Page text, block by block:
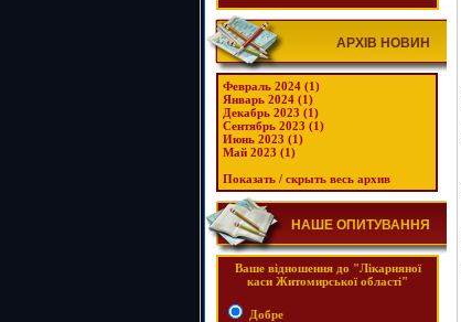
АРХІВ НОВИН
Февраль 2024 (1)
Январь 2024 (1)
Декабрь 2023 (1)
Сентябрь 2023 (1)
Июнь 2023 (1)
Май 2023 (1)
Показать / скрыть весь архив
НАШЕ ОПИТУВАННЯ
Ваше відношення до "Лікарняної
каси Житомирської області"
Добре